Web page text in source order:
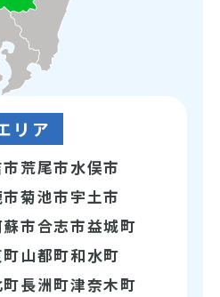
リア
市荒尾市水俣市
市菊池市宇土市
蘇市合志市益城町
山都町和水町
長洲町津奈木町